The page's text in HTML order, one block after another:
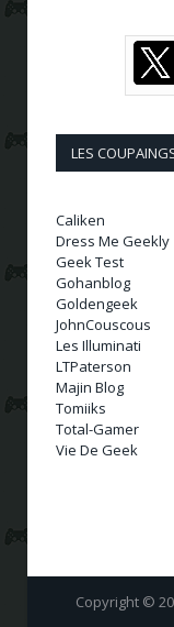
LES
Caliken
Dress Me Geekly
Geek Test
Gohanblog
Goldengeek
JohnCouscous
Les Illuminati
LTPaterson
Majin Blog
Tomiiks
Total-Gamer
Vie De Geek
Copyright ©